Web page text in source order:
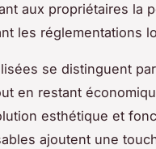
aux propriétaires la
les réglementations
se distinguent
en restant
esthétique et
ajoutent une